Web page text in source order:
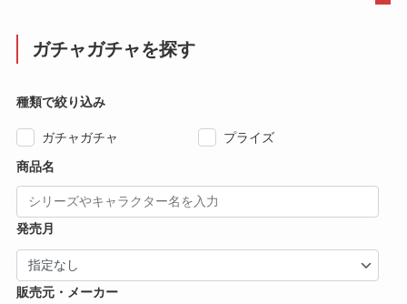
ガチャガチャを探す
種類で絞り込み
ガチャガチャ
プライズ
商品名
発売月
販売元・メーカー